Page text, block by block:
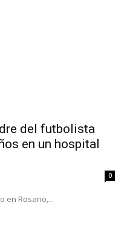
del futbolista
en un hospital
0
en Rosario,...